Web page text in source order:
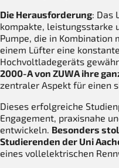
Die Herausforderung: Das
kompakte, leistungsstarke
Pumpe, die in Kombination
einem Lüfter eine
Hochvoltladegeräts
2000-A von ZUWA ihre
zentraler Aspekt für einen
Dieses erfolgreiche
Engagement, praxisnahe
entwickeln. Besonders
Studierenden der Uni
eines vollelektrischen